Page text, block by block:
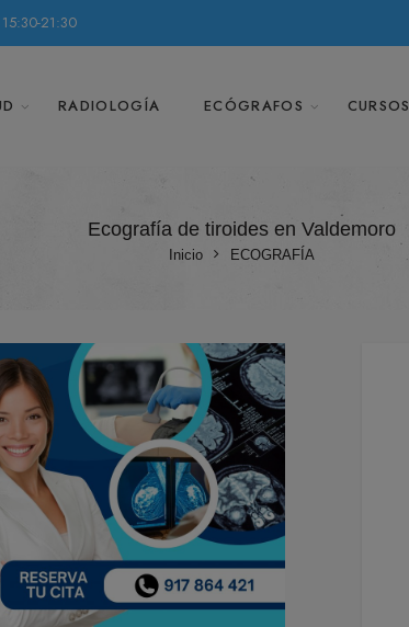
21:30
RADIOLOGÍA ECÓGRAFOS CURSOS
Ecografía de tiroides en Valdemoro
Inicio ECOGRAFÍA